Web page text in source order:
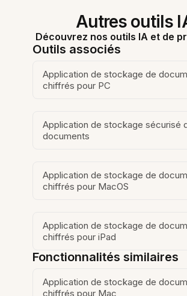
Autres outils
Découvrez nos outils IA et de
Outils associés
Application de stockage de
chiffrés pour PC
Application de stockage sécurisé
documents
Application de stockage de
chiffrés pour MacOS
Application de stockage de
chiffrés pour iPad
Fonctionnalités similaires
Application de stockage de
chiffrés pour Mac